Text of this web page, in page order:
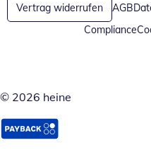
Vertrag widerrufen AGB
Compliance
© 2026 heine